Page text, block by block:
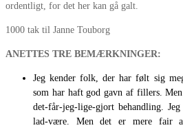
ordentligt, for det her kan gå galt.
1000 tak til Janne Touborg
ANETTES TRE BEMÆRKNINGER:
Jeg kender folk, der har følt sig
som har haft god gavn af fillers.
det-får-jeg-lige-gjort behandling.
lad-være. Men det er mere